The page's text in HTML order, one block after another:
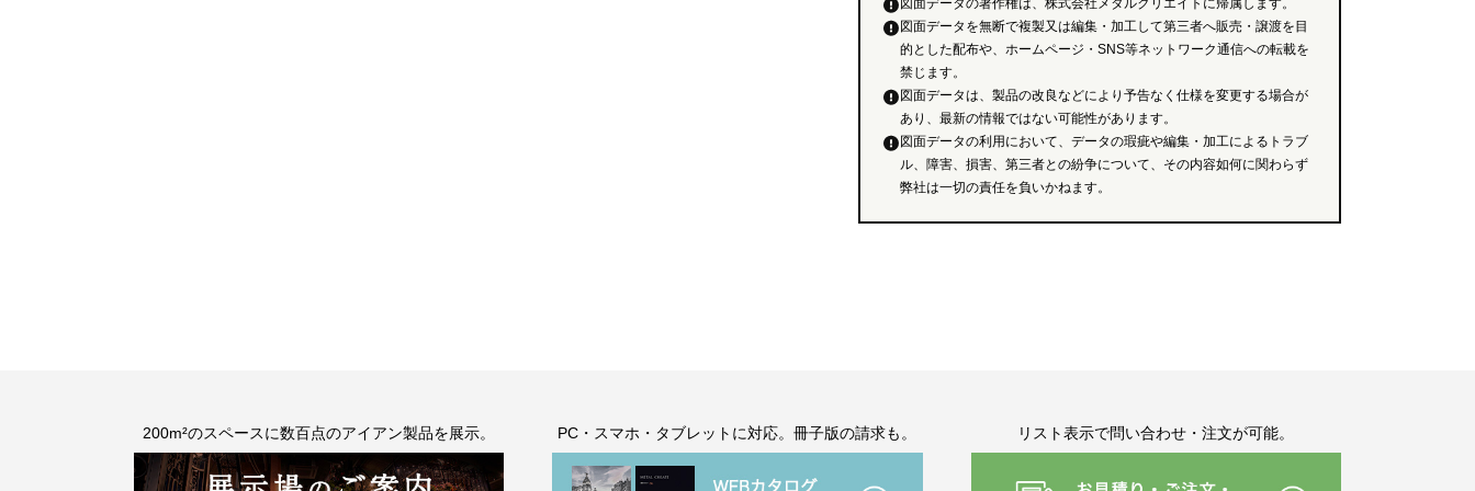
図面データの著作権は、株式会社メタルクリエイトに帰属します。
図面データを無断で複製又は編集・加工して第三者へ販売・譲渡を目
的とした配布や、ホームページ・SNS等ネットワーク通信への転載を
禁じます。
図面データは、製品の改良などにより予告なく仕様を変更する場合が
あり、最新の情報ではない可能性があります。
図面データの利用において、データの瑕疵や編集・加工によるトラブ
ル、障害、損害、第三者との紛争について、その内容如何に関わらず
弊社は一切の責任を負いかねます。
200m²のスペースに数百点のアイアン製品を展示。 PC・スマホ・タブレットに対応。冊子版の請求も。 リスト表示で問い合わせ・注文が可能。